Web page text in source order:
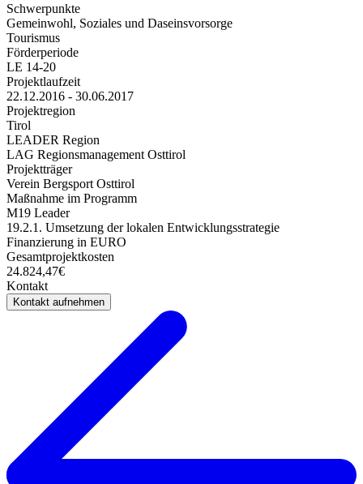
Schwerpunkte
Gemeinwohl, Soziales und Daseinsvorsorge
Tourismus
Förderperiode
LE 14-20
Projektlaufzeit
22.12.2016 - 30.06.2017
Projektregion
Tirol
LEADER Region
LAG Regionsmanagement Osttirol
Projektträger
Verein Bergsport Osttirol
Maßnahme im Programm
M19 Leader
19.2.1. Umsetzung der lokalen Entwicklungsstrategie
Finanzierung in EURO
Gesamtprojektkosten
24.824,47€
Kontakt
Kontakt aufnehmen